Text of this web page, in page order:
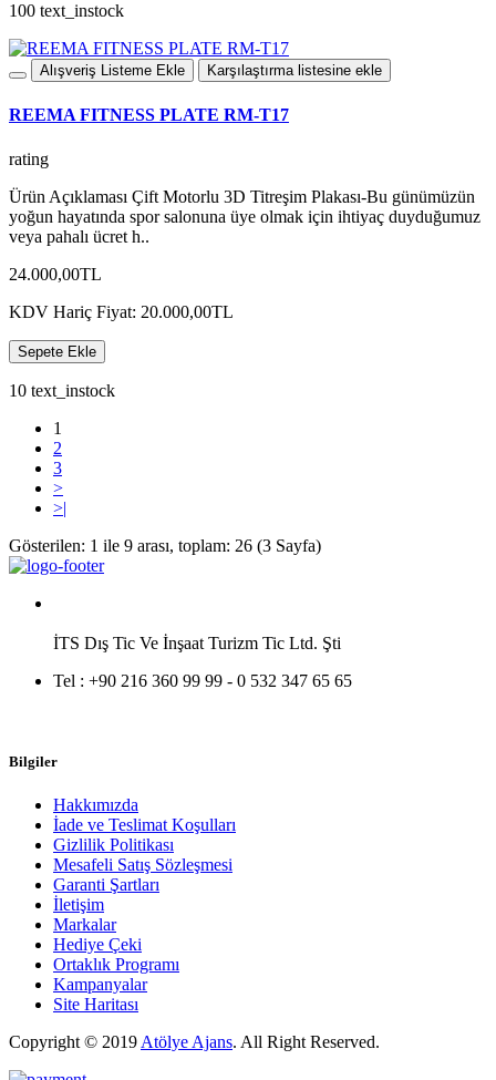
100 text_instock
Alışveriş Listeme Ekle Karşılaştırma listesine ekle
REEMA FITNESS PLATE RM-T17
rating
Ürün Açıklaması Çift Motorlu 3D Titreşim Plakası-Bu günümüzün
yoğun hayatında spor salonuna üye olmak için ihtiyaç duyduğumuz
veya pahalı ücret h..
24.000,00TL
KDV Hariç Fiyat: 20.000,00TL
Sepete Ekle
10 text_instock
1
2
3
>
>|
Gösterilen: 1 ile 9 arası, toplam: 26 (3 Sayfa)
İTS Dış Tic Ve İnşaat Turizm Tic Ltd. Şti
Tel : +90 216 360 99 99 - 0 532 347 65 65
Bilgiler
Hakkımızda
İade ve Teslimat Koşulları
Gizlilik Politikası
Mesafeli Satış Sözleşmesi
Garanti Şartları
İletişim
Markalar
Hediye Çeki
Ortaklık Programı
Kampanyalar
Site Haritası
Copyright © 2019 Atölye Ajans. All Right Reserved.